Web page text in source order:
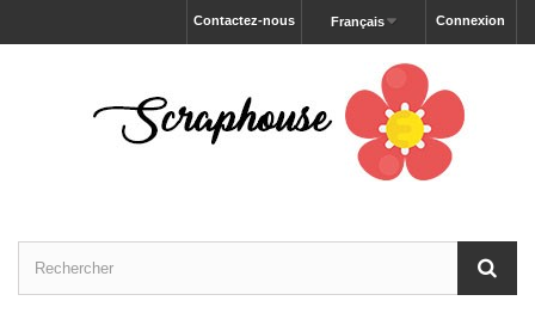
Connexion
Français
Contactez-nous